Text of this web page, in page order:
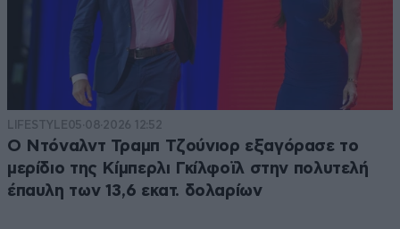
LIFESTYLE05·08·2026 12:52
Ο Ντόναλντ Τραμπ Τζούνιορ εξαγόρασε το
μερίδιο της Κίμπερλι Γκίλφοϊλ στην πολυτελή
έπαυλη των 13,6 εκατ. δολαρίων